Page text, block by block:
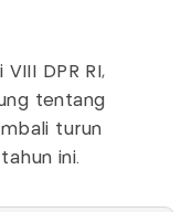
DPR RI,
tentang
turun
ini.